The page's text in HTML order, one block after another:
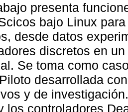
presenta
bajo Linux
desde datos
discretos en
Se toma como
desarrollada
y de
los controladores